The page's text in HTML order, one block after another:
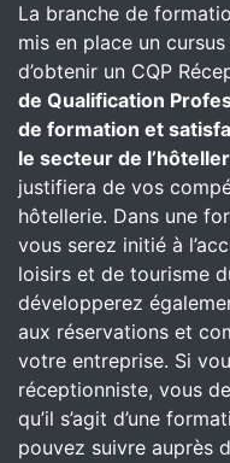
La branche de
mis en place un
d’obtenir un CQP
de Qualification
de formation et
le secteur de
justifiera de vos
hôtellerie. Dans une
vous serez initié à
loisirs et de tourisme
développerez
aux réservations et
votre entreprise. Si
réceptionniste, vous
qu’il s’agit d’une
pouvez suivre auprès